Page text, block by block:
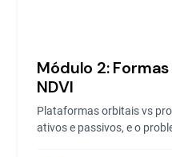
Módulo 2:
NDVI
Plataformas orbitais vs
ativos e passivos, e o